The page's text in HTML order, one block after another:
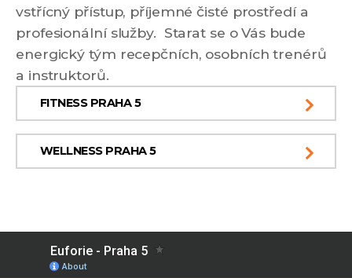
vstřícný přístup, příjemné čisté prostředí a
profesionální služby. Starat se o Vás bude
energický tým recepčních, osobních trenérů
a instruktorů.
FITNESS PRAHA 5
WELLNESS PRAHA 5